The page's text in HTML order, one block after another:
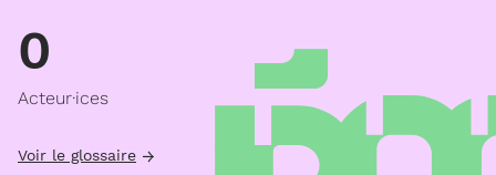
0
Acteur·ices
Voir le glossaire